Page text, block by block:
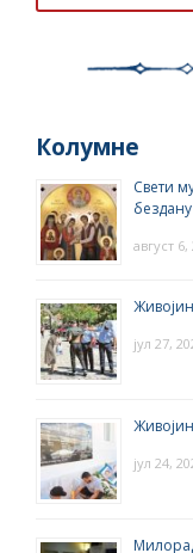
Колумне
Свети
август 6,
јул 27,
јул 24,